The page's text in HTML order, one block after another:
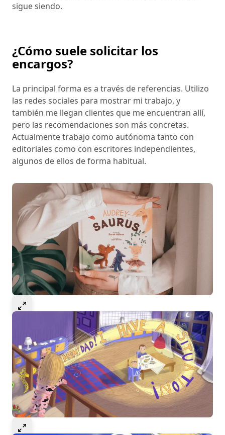
sigue siendo.
¿Cómo suele solicitar los
encargos?
La principal forma es a través de referencias. Utilizo
las redes sociales para mostrar mi trabajo, y
también me llegan clientes que me encuentran allí,
pero las recomendaciones son más concretas.
Actualmente trabajo como autónoma tanto con
editoriales como con escritores independientes,
algunos de ellos de forma habitual.